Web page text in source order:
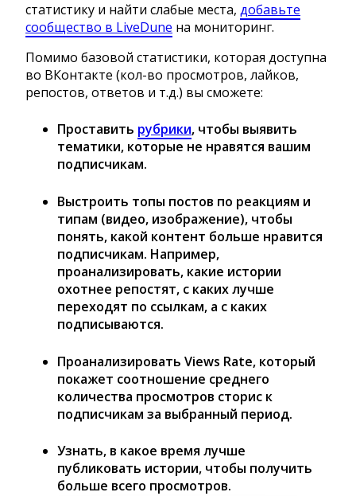
статистику и найти слабые места, добавьте
сообщество в LiveDune на мониторинг.
Помимо базовой статистики, которая доступна
во ВКонтакте (кол-во просмотров, лайков,
репостов, ответов и т.д.) вы сможете:
Проставить рубрики, чтобы выявить
тематики, которые не нравятся вашим
подписчикам.
Выстроить топы постов по реакциям и
типам (видео, изображение), чтобы
понять, какой контент больше нравится
подписчикам. Например,
проанализировать, какие истории
охотнее репостят, с каких лучше
переходят по ссылкам, а с каких
подписываются.
Проанализировать Views Rate, который
покажет соотношение среднего
количества просмотров сторис к
подписчикам за выбранный период.
Узнать, в какое время лучше
публиковать истории, чтобы получить
больше всего просмотров.